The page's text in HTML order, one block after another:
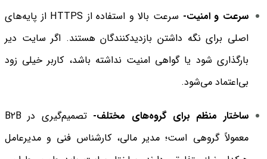
سرعت و امنیت-
سرعت بالا و استفاده از HTTPS از پایه‌های
اصلی برای نگه داشتن بازدیدکنندگان هستند. اگر سایت دیر
بارگذاری شود یا گواهی امنیت نداشته باشد، کاربر خیلی زود
بی‌اعتماد می‌شود.
ساختار منظم برای گروه‌های مختلف-
تصمیم‌گیری در B2B
معمولاً گروهی است؛ مدیر مالی، کارشناس فنی و مدیرعامل